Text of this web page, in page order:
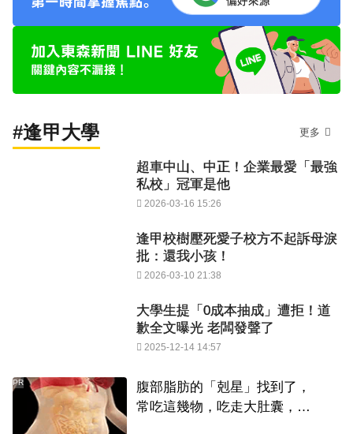
#逢甲大學 更多
超車中山、中正！企業最愛「最強
私校」冠軍是他
2026-03-16 15:26
逢甲校樹壓死愛子校方不起訴母淚
批：還我小孩！
2026-03-10 21:38
大學生提「0成本抽成」遭拒！道
歉全文曝光 老闆發聲了
2025-12-14 14:57
腹部脂肪的「剋星」找到了，
常吃這幾物，吃走大肚囊，瘦
PR